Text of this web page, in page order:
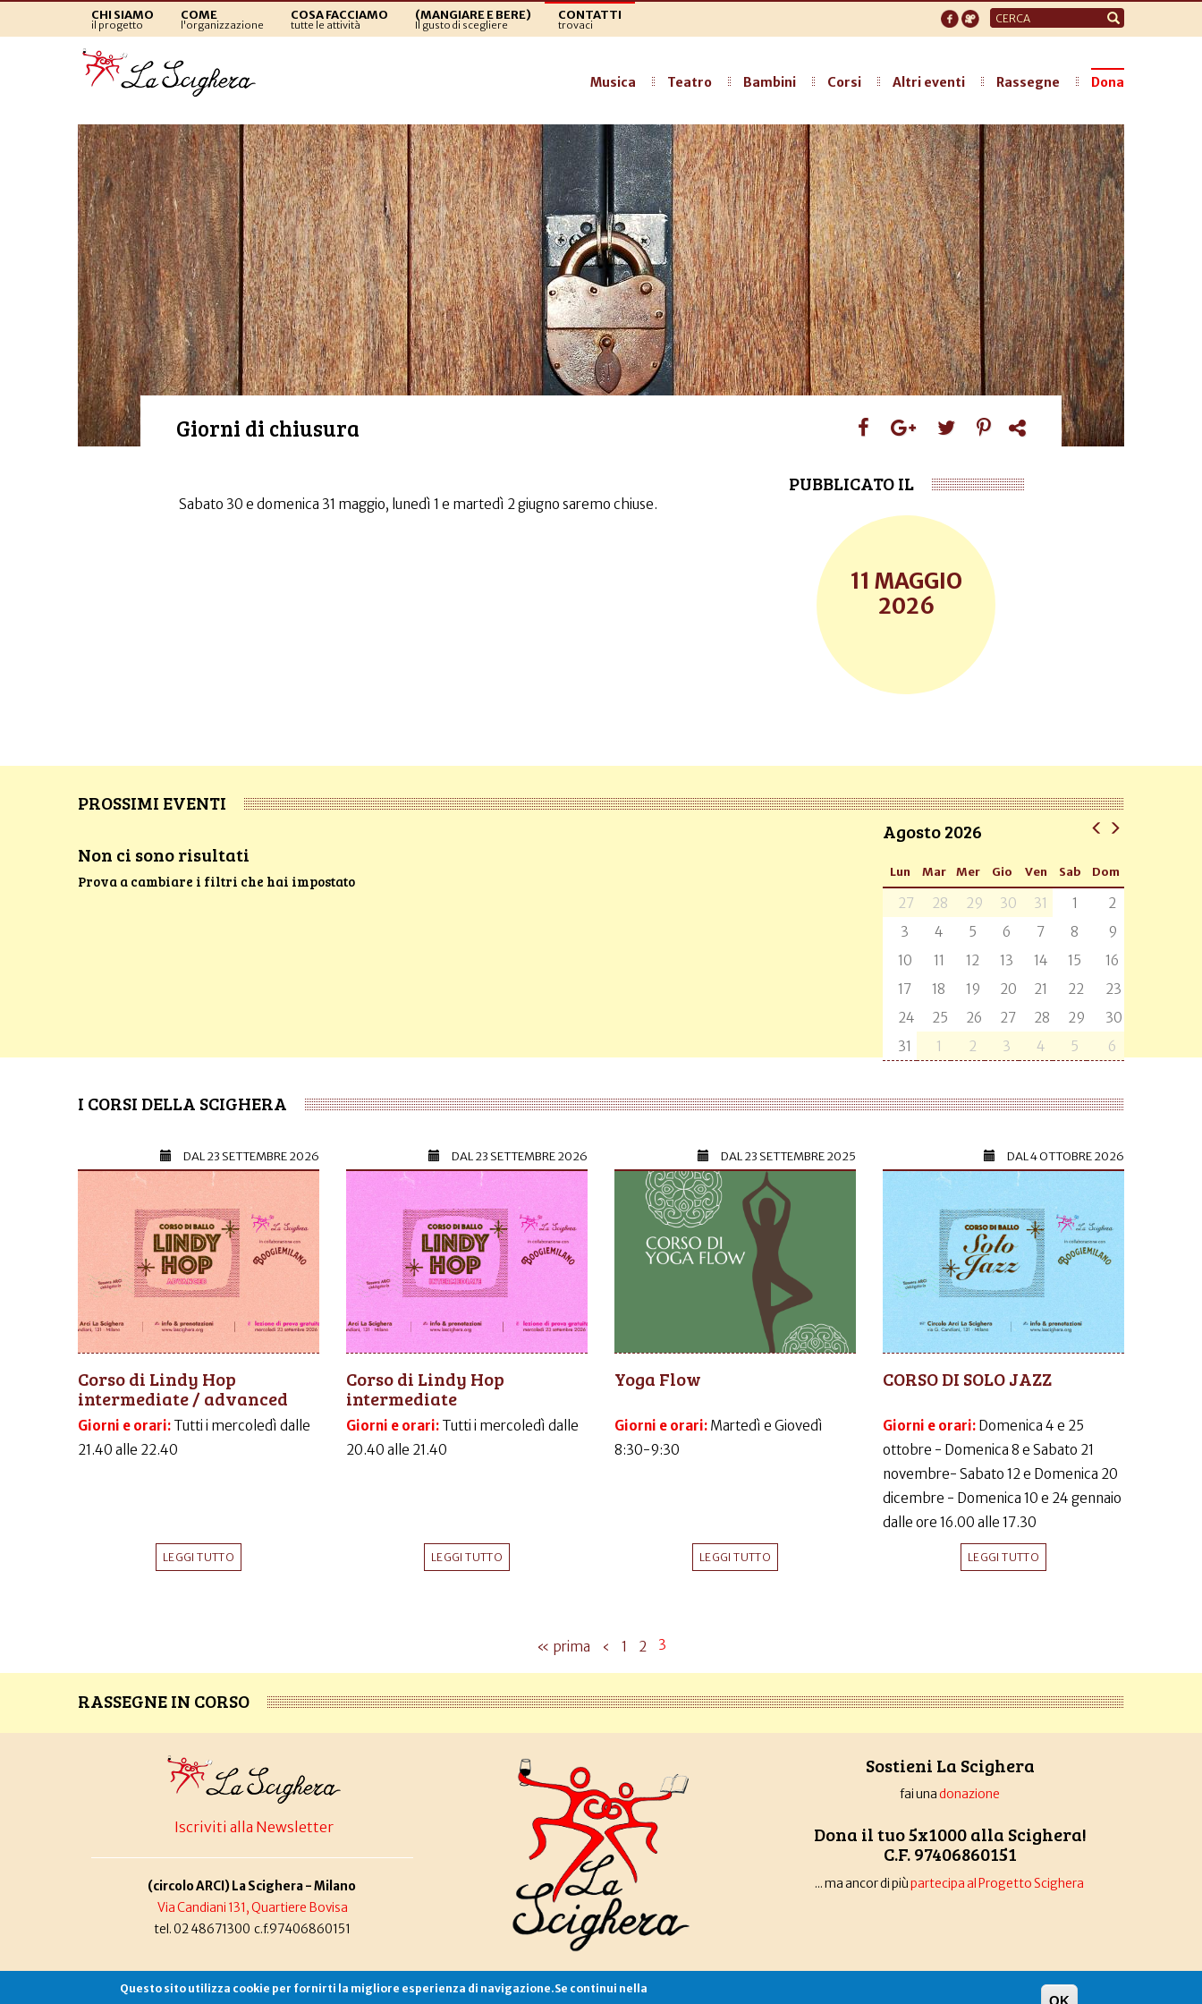
CHI SIAMO
il progetto
COME
l'organizzazione
COSA FACCIAMO
tutte le attività
(MANGIARE E BERE)
Il gusto di scegliere
CONTATTI
trovaci
Form
di
Musica Teatro Bambini Corsi Altri eventi Rassegne Dona
Giorni di chiusura
Sabato 30 e domenica 31 maggio, lunedì 1 e martedì 2 giugno saremo chiuse.
PUBBLICATO IL
11 MAGGIO
2026
PROSSIMI EVENTI
Non ci sono risultati
Prova a cambiare i filtri che hai impostato
Agosto 2026
Lun Mar Mer Gio Ven Sab Dom
27 28 29 30 31 1
2
3
4 5 6 7 8
9
10
11 12 13 14 15
16
17
18 19 20 21 22
23
24
25 26 27 28 29
30
31
1 2 3 4 5 6
I CORSI DELLA SCIGHERA
DAL23 SETTEMBRE 2026
Corso di Lindy Hop
intermediate / advanced
Giorni e orari: Tutti i mercoledì dalle
21.40 alle 22.40
LEGGI TUTTO
DAL23 SETTEMBRE 2026
Corso di Lindy Hop
intermediate
Giorni e orari: Tutti i mercoledì dalle
20.40 alle 21.40
LEGGI TUTTO
DAL23 SETTEMBRE 2025
Yoga Flow
Giorni e orari: Martedì e Giovedì
8:30-9:30
LEGGI TUTTO
DAL4 OTTOBRE 2026
CORSO DI SOLO JAZZ
Giorni e orari: Domenica 4 e 25
ottobre - Domenica 8 e Sabato 21
novembre- Sabato 12 e Domenica 20
dicembre - Domenica 10 e 24 gennaio
dalle ore 16.00 alle 17.30
LEGGI TUTTO
« prima ‹ 1 2 3
RASSEGNE IN CORSO
Iscriviti alla Newsletter
(circolo ARCI) La Scighera - Milano
Via Candiani 131, Quartiere Bovisa
tel. 02 48671300 c.f.97406860151
Sostieni La Scighera
fai unadonazione
Dona il tuo 5x1000 alla Scighera!
C.F. 97406860151
... ma ancor di piùpartecipa al Progetto Scighera
Associazione La Scigheracopyleft |cookies
Questo sito utilizza cookie per fornirti la migliore esperienza di navigazione.Se continui nella
OK